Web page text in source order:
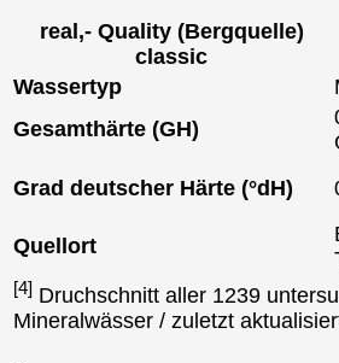
real,- Quality (Bergquelle)
classic
Wassertyp
Gesamthärte (GH)
Grad deutscher Härte (°dH)
Quellort
[4] Druchschnitt aller 1239
Mineralwässer / zuletzt